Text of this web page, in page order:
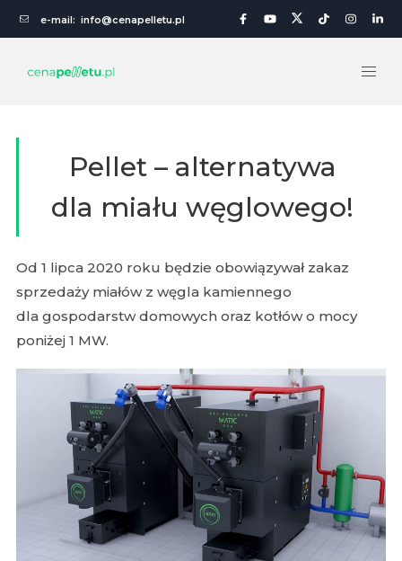
e-mail: info@cenapelletu.pl
Pellet – alternatywa
dla miału węglowego!
Od 1 lipca 2020 roku będzie obowiązywał zakaz
sprzedaży miałów z węgla kamiennego
dla gospodarstw domowych oraz kotłów o mocy
poniżej 1 MW.